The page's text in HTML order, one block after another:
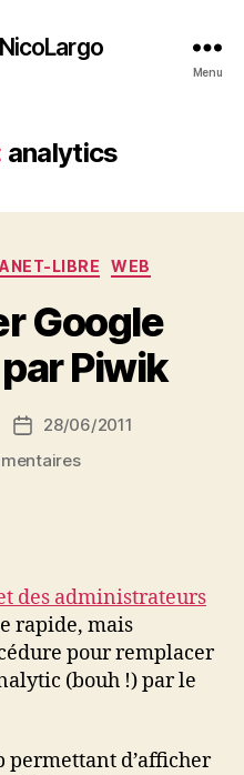
Menu
analytics
Catégories
LIBRE WEB
Google
Piwik
Date28/06/2011
sur
des administrateurs
rapide, mais
pour remplacer
(bouh !) par le
permettant d’afficher